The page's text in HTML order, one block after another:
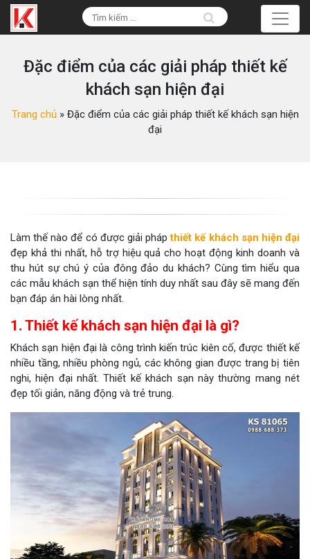
Đặc điểm của các giải pháp thiết kế
khách sạn hiện đại
Trang chủ» Đặc điểm của các giải pháp thiết kế khách sạn hiện
đại
Làm thế nào để có được giải phápthiết kế khách sạn hiện đại
đẹp khả thi nhất, hỗ trợ hiệu quả cho hoạt động kinh doanh và
thu hút sự chú ý của đông đảo du khách? Cùng tìm hiểu qua
các mẫu khách sạn thể hiện tính duy nhất sau đây sẽ mang đến
bạn đáp án hài lòng nhất.
1. Thiết kế khách sạn hiện đại là gì?
Khách sạn hiện đại là công trình kiến trúc kiên cố, được thiết kế
nhiều tầng, nhiều phòng ngủ, các không gian được trang bị tiên
nghi, hiện đại nhất. Thiết kế khách sạn này thường mang nét
đẹp tối giản, năng động và trẻ trung.